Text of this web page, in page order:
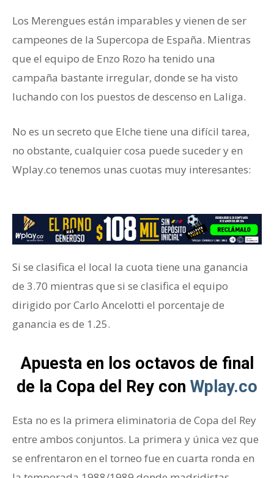
Los Merengues están imparables y vienen de ser
campeones de la Supercopa de España. Mientras
que el equipo de Enzo Rozo ha tenido una
campaña bastante irregular, donde se ha visto
luchando con los puestos de descenso en Laliga.
No es un secreto que Elche tiene una difícil tarea,
no obstante, cualquier cosa puede suceder y en
Wplay.co tenemos unas cuotas muy interesantes:
Si se clasifica el local la cuota tiene una ganancia
de 3.70 mientras que si se clasifica el equipo
dirigido por Carlo Ancelotti el porcentaje de
ganancia es de 1.25.
Apuesta en los octavos de final
de la Copa del Rey con Wplay.co
Esta no es la primera eliminatoria de Copa del Rey
entre ambos conjuntos. La primera y única vez que
se enfrentaron en el torneo fue en cuarta ronda en